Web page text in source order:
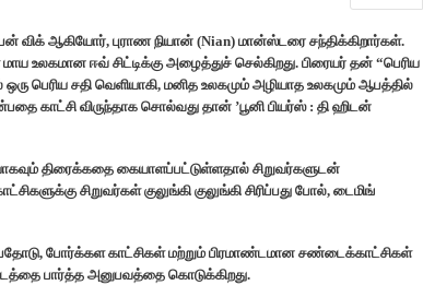
ஆகியோர், புராண நியான் (Nian) மான்ஸ்டரை சந்திக்கிறார்கள்.
உலகமான ஈவ் சிட்டிக்கு அழைத்துச் செல்கிறது. பிரையர் தன் “பெரிய
சதி வெளியாகி, மனித உலகமும் அழியாத உலகமும் ஆபத்தில்
காட்சி விருந்தாக சொல்வது தான் ’பூனி பியர்ஸ் : தி ஹிடன்
திரைக்கதை கையாளப்பட்டுள்ளதால் சிறுவர்களுடன்
சிறுவர்கள் குலுங்கி குலுங்கி சிரிப்பது போல், டைமிங்
போர்க்கள காட்சிகள் மற்றும் பிரமாண்டமான சண்டைக்காட்சிகள்
பார்த்த அனுபவத்தை கொடுக்கிறது.